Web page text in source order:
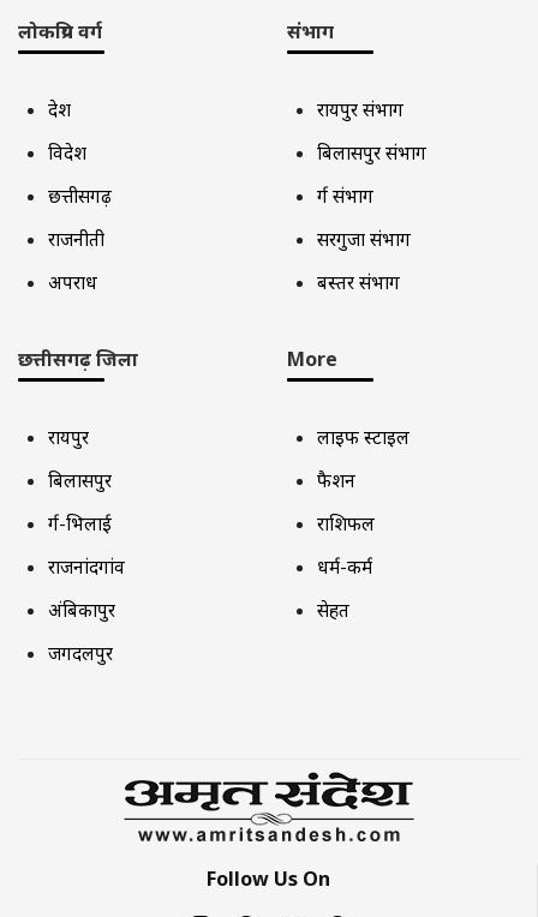
लोकप्रिय वर्ग
देश
विदेश
छत्तीसगढ़
राजनीती
अपराध
संभाग
रायपुर संभाग
बिलासपुर संभाग
दुर्ग संभाग
सरगुजा संभाग
बस्तर संभाग
छत्तीसगढ़ जिला
रायपुर
बिलासपुर
दुर्ग-भिलाई
राजनांदगांव
अंबिकापुर
जगदलपुर
More
लाइफ स्टाइल
फैशन
राशिफल
धर्म-कर्म
सेहत
Follow Us On